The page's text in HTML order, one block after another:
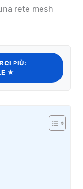
rete mesh
PIÙ:
★